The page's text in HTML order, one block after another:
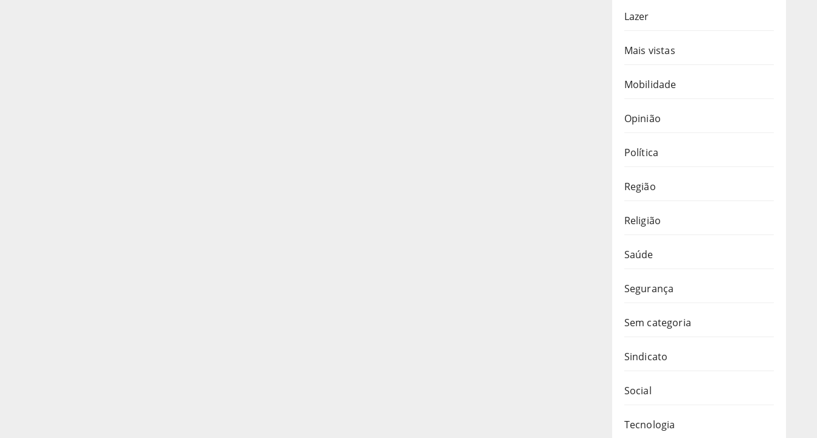
Lazer
Mais vistas
Mobilidade
Opinião
Política
Região
Religião
Saúde
Segurança
Sem categoria
Sindicato
Social
Tecnologia